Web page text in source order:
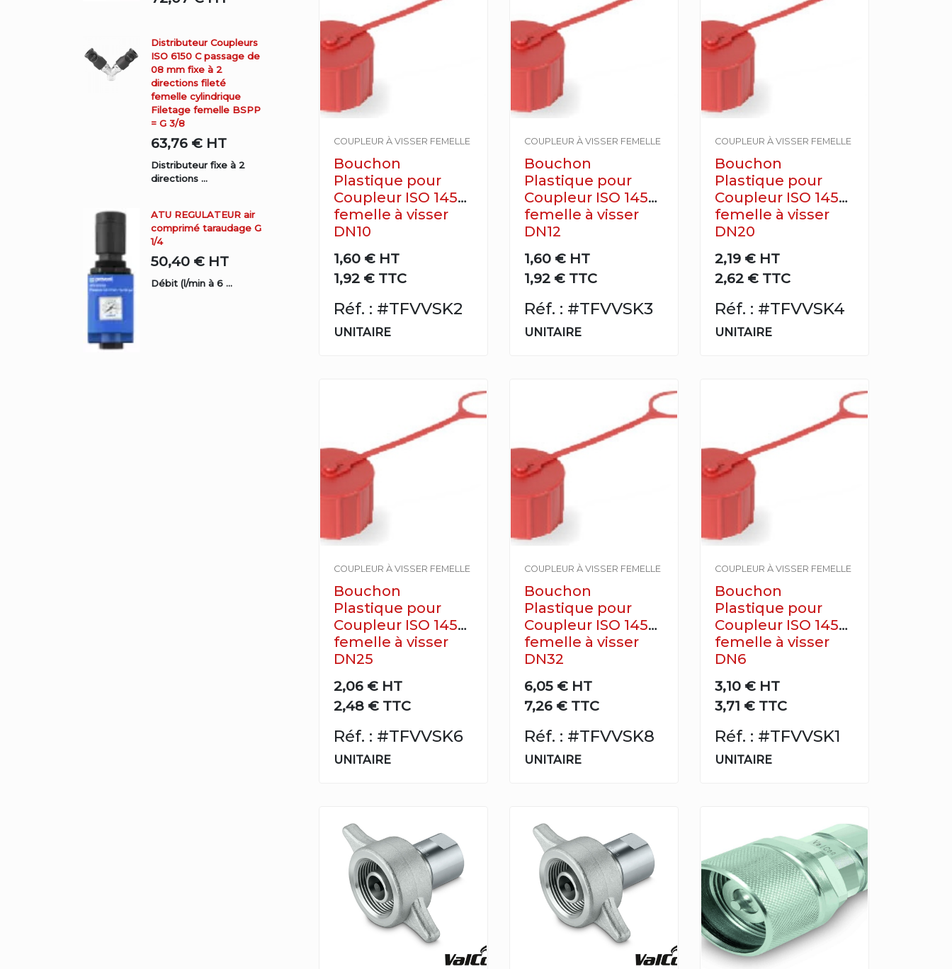
COUPLEUR À VISSER FEMELLE
Bouchon
Plastique pour
Coupleur ISO 14541
femelle à visser
DN10
1,60 € HT
1,92 € TTC
Réf. : #TFVVSK2
UNITAIRE
COUPLEUR À VISSER FEMELLE
Bouchon
Plastique pour
Coupleur ISO 14541
femelle à visser
DN12
1,60 € HT
1,92 € TTC
Réf. : #TFVVSK3
UNITAIRE
COUPLEUR À VISSER FEMELLE
Bouchon
Plastique pour
Coupleur ISO 14541
femelle à visser
DN20
2,19 € HT
2,62 € TTC
Réf. : #TFVVSK4
UNITAIRE
COUPLEUR À VISSER FEMELLE
Bouchon
Plastique pour
Coupleur ISO 14541
femelle à visser
DN25
2,06 € HT
2,48 € TTC
Réf. : #TFVVSK6
UNITAIRE
COUPLEUR À VISSER FEMELLE
Bouchon
Plastique pour
Coupleur ISO 14541
femelle à visser
DN32
6,05 € HT
7,26 € TTC
Réf. : #TFVVSK8
UNITAIRE
COUPLEUR À VISSER FEMELLE
Bouchon
Plastique pour
Coupleur ISO 14541
femelle à visser
DN6
3,10 € HT
3,71 € TTC
Réf. : #TFVVSK1
UNITAIRE
Distributeur Coupleurs
ISO 6150 C passage de
08 mm fixe à 2
directions fileté
femelle cylindrique
Filetage femelle BSPP
= G 3/8
63,76 € HT
Distributeur fixe à 2
directions ...
ATU REGULATEUR air
comprimé taraudage G
1/4
50,40 € HT
Débit (l/min à 6 ...